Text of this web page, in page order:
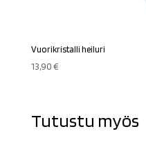
Vuorikristalli heiluri
13,90€
Tutustu myös